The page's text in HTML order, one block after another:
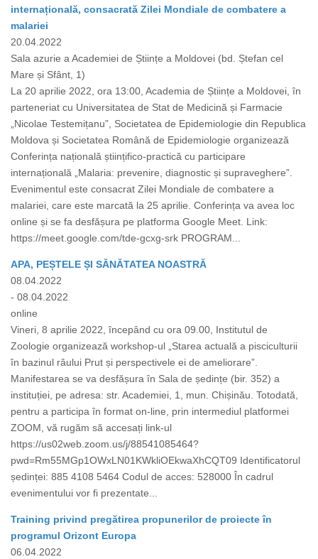
internațională, consacrată Zilei Mondiale de combatere a
malariei
20.04.2022
Sala azurie a Academiei de Științe a Moldovei (bd. Ștefan cel
Mare și Sfânt, 1)
La 20 aprilie 2022, ora 13:00, Academia de Științe a Moldovei, în
parteneriat cu Universitatea de Stat de Medicină și Farmacie
„Nicolae Testemițanu”, Societatea de Epidemiologie din Republica
Moldova și Societatea Română de Epidemiologie organizează
Conferința națională științifico-practică cu participare
internațională „Malaria: prevenire, diagnostic și supraveghere”.
Evenimentul este consacrat Zilei Mondiale de combatere a
malariei, care este marcată la 25 aprilie. Conferința va avea loc
online și se fa desfășura pe platforma Google Meet. Link:
https://meet.google.com/tde-gcxg-srk PROGRAM...
APA, PEȘTELE ȘI SĂNĂTATEA NOASTRĂ
08.04.2022
- 08.04.2022
online
Vineri, 8 aprilie 2022, începând cu ora 09.00, Institutul de
Zoologie organizează workshop-ul „Starea actuală a pisciculturii
în bazinul râului Prut și perspectivele ei de ameliorare”.
Manifestarea se va desfășura în Sala de ședințe (bir. 352) a
instituției, pe adresa: str. Academiei, 1, mun. Chișinău. Totodată,
pentru a participa în format on-line, prin intermediul platformei
ZOOM, vă rugăm să accesați link-ul
https://us02web.zoom.us/j/88541085464?
pwd=Rm55MGp1OWxLN01KWkliOEkwaXhCQT09 Identificatorul
ședinței: 885 4108 5464 Codul de acces: 528000 În cadrul
evenimentului vor fi prezentate...
Training privind pregătirea propunerilor de proiecte în
programul Orizont Europa
06.04.2022